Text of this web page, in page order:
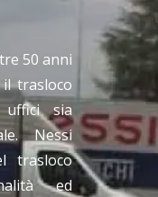
50 anni
trasloco
uffici sia
Nessi
trasloco
ed